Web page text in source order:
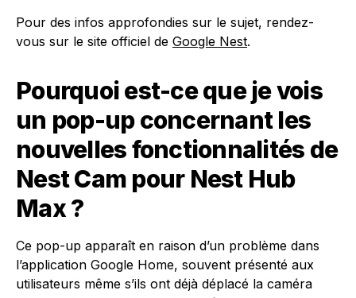
Pour des infos approfondies sur le sujet, rendez-
vous sur le site officiel de Google Nest.
Pourquoi est-ce que je vois
un pop-up concernant les
nouvelles fonctionnalités de
Nest Cam pour Nest Hub
Max ?
Ce pop-up apparaît en raison d’un problème dans
l’application Google Home, souvent présenté aux
utilisateurs même s’ils ont déjà déplacé la caméra